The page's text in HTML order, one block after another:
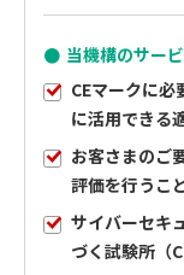
当機構のサー
CEマークに
に活用できる
お客さまのご
評価を行うこ
サイバーセキ
づく試験所（